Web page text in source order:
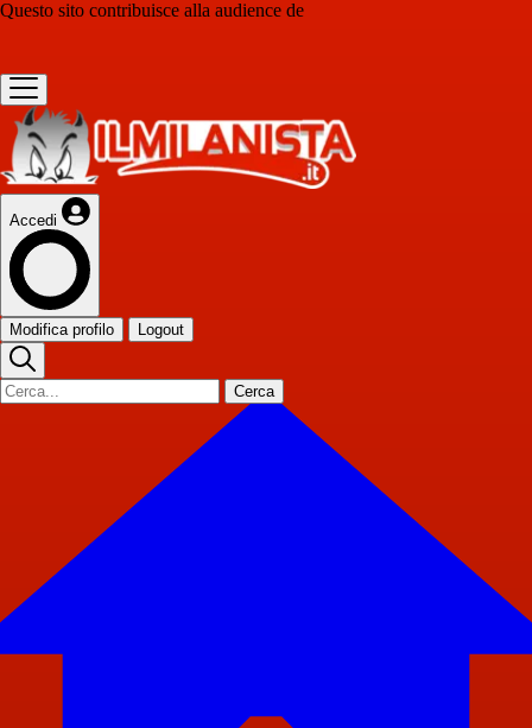
Questo sito contribuisce alla audience de
Accedi
Modifica profilo Logout
Cerca